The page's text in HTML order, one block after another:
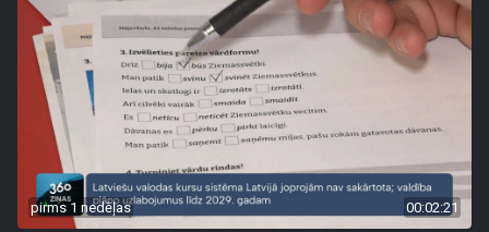
pirms 1 nedēļas 00:02:21